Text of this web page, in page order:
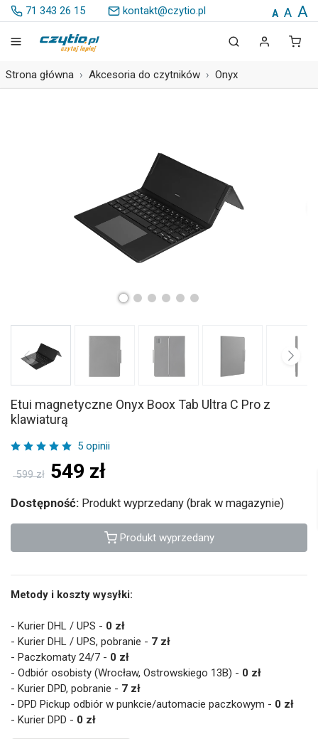
71 343 26 15 kontakt@czytio.pl A A A
Strona główna Akcesoria do czytników Onyx
Etui magnetyczne Onyx Boox Tab Ultra C Pro z
klawiaturą
5 opinii
599 zł 549 zł
Dostępność: Produkt wyprzedany (brak w magazynie)
Produkt wyprzedany
Metody i koszty wysyłki:
- Kurier DHL / UPS - 0 zł
- Kurier DHL / UPS, pobranie - 7 zł
- Paczkomaty 24/7 - 0 zł
- Odbiór osobisty (Wrocław, Ostrowskiego 13B) - 0 zł
- Kurier DPD, pobranie - 7 zł
- DPD Pickup odbiór w punkcie/automacie paczkowym - 0 zł
- Kurier DPD - 0 zł